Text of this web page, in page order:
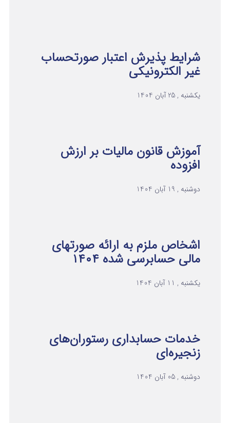
شرایط پذیرش اعتبار صورتحساب
غیر الکترونیکی
یکشنبه , 25 آبان 1404
آموزش قانون مالیات بر ارزش
افزوده
دوشنبه , 19 آبان 1404
اشخاص ملزم به ارائه صورتهای
مالی حسابرسی شده ۱۴۰۴
یکشنبه , 11 آبان 1404
خدمات حسابداری رستوران‌های
زنجیره‌ای
دوشنبه , 05 آبان 1404